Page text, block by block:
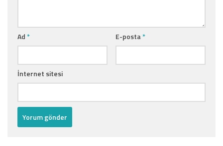
Ad* E-posta*
İnternet sitesi